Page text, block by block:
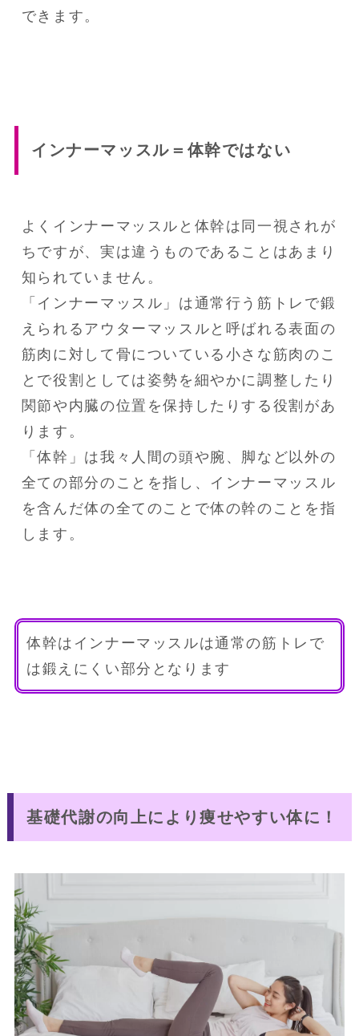
インナーマッスル＝体幹ではない
よくインナーマッスルと体幹は同一視されが
ちですが、実は違うものであることはあまり
知られていません。
「インナーマッスル」は通常行う筋トレで鍛
えられるアウターマッスルと呼ばれる表面の
筋肉に対して骨についている小さな筋肉のこ
とで役割としては姿勢を細やかに調整したり
関節や内臓の位置を保持したりする役割があ
ります。
「体幹」は我々人間の頭や腕、脚など以外の
全ての部分のことを指し、インナーマッスル
を含んだ体の全てのことで体の幹のことを指
体幹はインナーマッスルは通常の筋トレで
は鍛えにくい部分となります
基礎代謝の向上により痩せやすい体に！